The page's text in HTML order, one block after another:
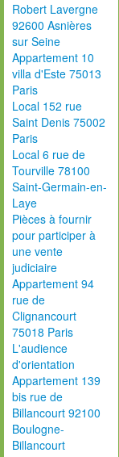
Robert Lavergne
92600 Asnières
sur Seine
Appartement 10
villa d'Este 75013
Paris
Local 152 rue
Saint Denis 75002
Paris
Local 6 rue de
Tourville 78100
Saint-Germain-en-
Laye
Pièces à fournir
pour participer à
une vente
judiciaire
Appartement 94
rue de
Clignancourt
75018 Paris
L'audience
d'orientation
Appartement 139
bis rue de
Billancourt 92100
Boulogne-
Billancourt